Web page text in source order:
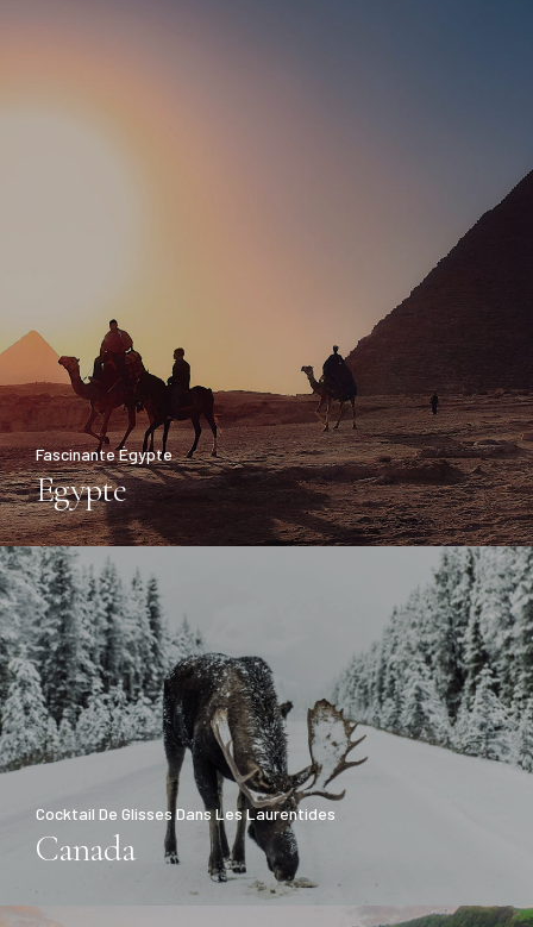
Fascinante Égypte
Egypte
Cocktail De Glisses Dans Les Laurentides
Canada